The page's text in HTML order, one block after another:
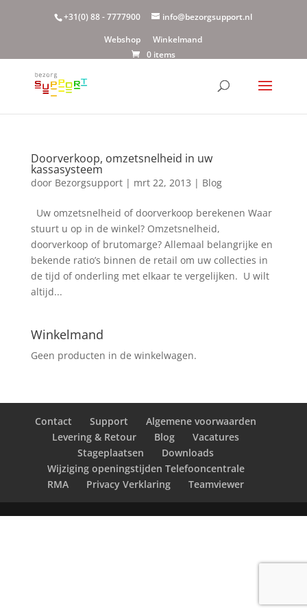
+31(0) 88 - 7777900
info@bezorgsupport.nl
Webshop
Winkelmand
0 items
Doorverkoop, omzetsnelheid in uw
kassasysteem
door Bezorgsupport| mrt 22, 2013 | Blog
Uw omzetsnelheid of doorverkoop berekenen Waar
stuurt u op in de winkel? Omzetsnelheid,
doorverkoop of brutomarge? Allemaal belangrijke en
bekende ratio’s binnen de retail om uw collecties in
de tijd of onderling met elkaar te vergelijken. U wilt
altijd...
Winkelmand
Geen producten in de winkelwagen.
Contact Support
Algemene voorwaarden
Levering & Retour
Blog
Vacatures
Stageplaatsen
Downloads
Wijziging openingstijden Telefooncentrale
RMA
Privacy Verklaring Teamviewer